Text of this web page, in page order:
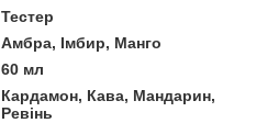
Тестер
Амбра, Імбир, Манго
60 мл
Кардамон, Кава, Мандарин,
Ревінь